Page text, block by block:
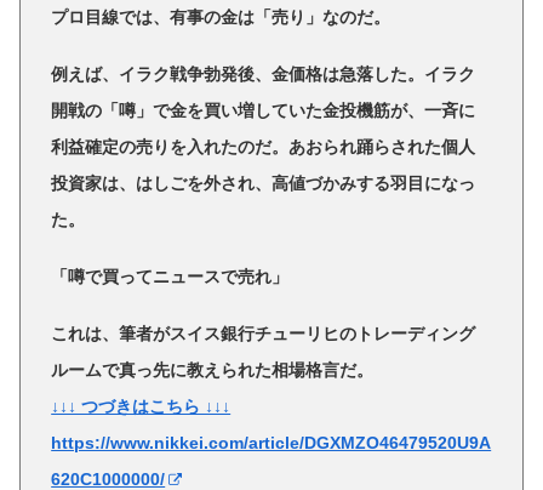
プロ目線では、有事の金は「売り」なのだ。
例えば、イラク戦争勃発後、金価格は急落した。イラク
開戦の「噂」で金を買い増していた金投機筋が、一斉に
利益確定の売りを入れたのだ。あおられ踊らされた個人
投資家は、はしごを外され、高値づかみする羽目になっ
た。
「噂で買ってニュースで売れ」
これは、筆者がスイス銀行チューリヒのトレーディング
ルームで真っ先に教えられた相場格言だ。
↓↓↓ つづきはこちら ↓↓↓
https://www.nikkei.com/article/DGXMZO46479520U9A
620C1000000/